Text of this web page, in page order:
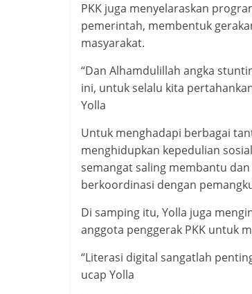
PKK juga menyelaraskan
pemerintah, membentuk
masyarakat.
“Dan Alhamdulillah angka
ini, untuk selalu kita
Yolla
Untuk menghadapi berbagai
menghidupkan kepedulian
semangat saling membantu
berkoordinasi dengan
Di samping itu, Yolla juga
anggota penggerak PKK untuk
“Literasi digital sangatlah
ucap Yolla